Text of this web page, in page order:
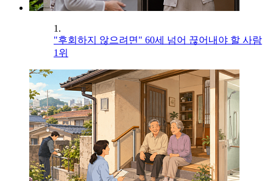
1.
"후회하지 않으려면" 60세 넘어 끊어내야 할 사람
1위